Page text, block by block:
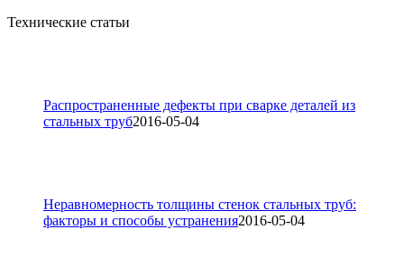
Технические статьи
Распространенные дефекты при сварке деталей из
стальных труб2016-05-04
Неравномерность толщины стенок стальных труб:
факторы и способы устранения2016-05-04